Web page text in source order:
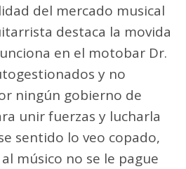
del mercado musical
destaca la movida
en el motobar Dr.
y no
ningún gobierno de
unir fuerzas y lucharla
sentido lo veo copado,
músico no se le pague